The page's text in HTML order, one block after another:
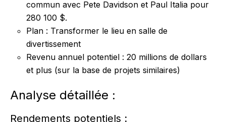
commun avec Pete Davidson et Paul Italia pour
280 100 $.
Plan : Transformer le lieu en salle de
divertissement
Revenu annuel potentiel : 20 millions de dollars
et plus (sur la base de projets similaires)
Analyse détaillée :
Rendements potentiels :